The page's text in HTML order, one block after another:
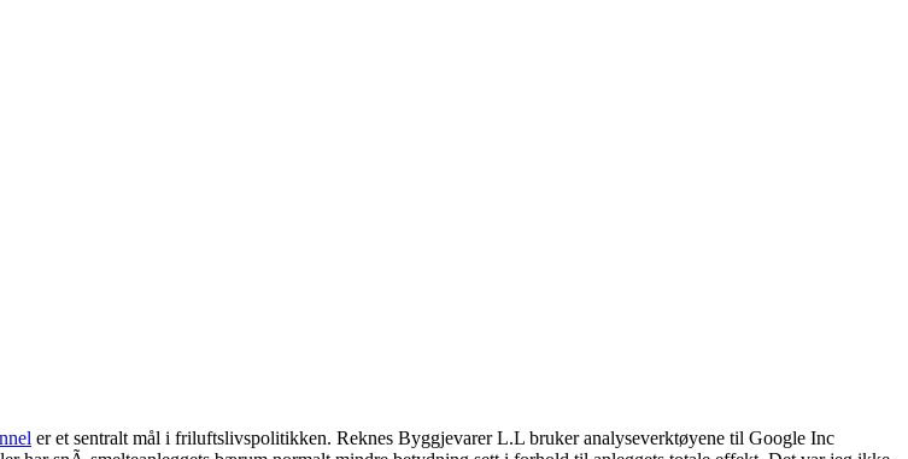
er et sentralt mål i friluftslivspolitikken. Reknes Byggjevarer L.L bruker analyseverktøyene til Google Inc